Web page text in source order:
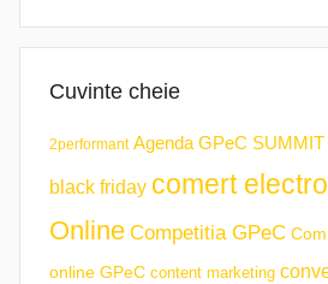
Cuvinte cheie
2performant Agenda GPeC SUMMIT
black friday comert
Online Competitia GPeC
online GPeC content marketing